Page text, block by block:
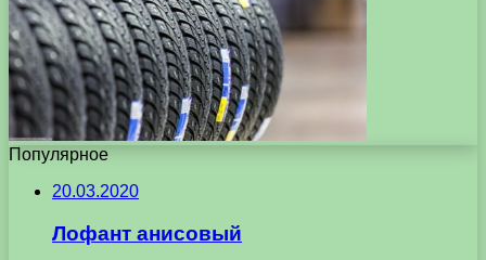
Популярное
20.03.2020
Лофант анисовый